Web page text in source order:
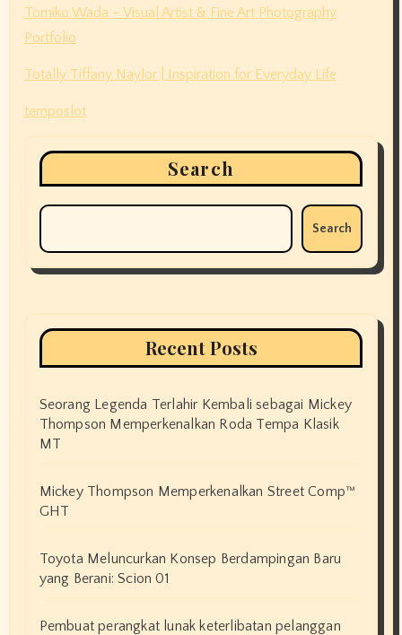
Tomiko Wada – Visual Artist & Fine Art Photography
Portfolio
Totally Tiffany Naylor | Inspiration for Everyday Life
temposlot
Search
Search
Recent Posts
Seorang Legenda Terlahir Kembali sebagai Mickey
Thompson Memperkenalkan Roda Tempa Klasik
MT
Mickey Thompson Memperkenalkan Street Comp™
GHT
Toyota Meluncurkan Konsep Berdampingan Baru
yang Berani: Scion 01
Pembuat perangkat lunak keterlibatan pelanggan